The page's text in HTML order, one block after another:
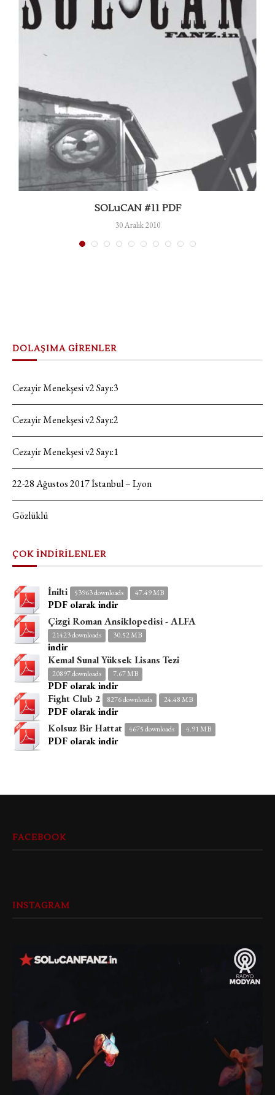
SOLuCAN #11 PDF
30 Aralık 2010
DOLAŞIMA GİRENLER
Cezayir Menekşesi v2 Sayı:3
Cezayir Menekşesi v2 Sayı:2
Cezayir Menekşesi v2 Sayı:1
22-28 Ağustos 2017 İstanbul – Lyon
Gözlüklü
ÇOK İNDİRİLENLER
İnilti 53963 downloads 47.49 MB
PDF olarak indir
Çizgi Roman Ansiklopedisi - ALFA
21423 downloads 30.52 MB
indir
Kemal Sunal Yüksek Lisans Tezi
20897 downloads 7.67 MB
PDF olarak indir
Fight Club 2
8276 downloads 24.48 MB
PDF olarak indir
Kolsuz Bir Hattat
4675 downloads 4.91 MB
PDF olarak indir
FACEBOOK
INSTAGRAM